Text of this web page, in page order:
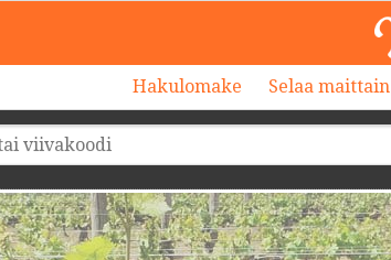
Hakulomake Selaa maittain